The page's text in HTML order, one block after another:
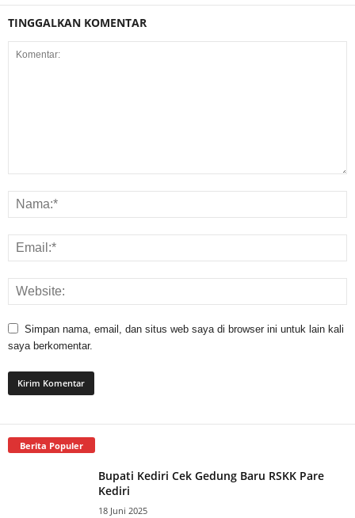
TINGGALKAN KOMENTAR
Simpan nama, email, dan situs web saya di browser ini untuk lain kali
saya berkomentar.
Berita Populer
Bupati Kediri Cek Gedung Baru RSKK Pare
Kediri
18 Juni 2025